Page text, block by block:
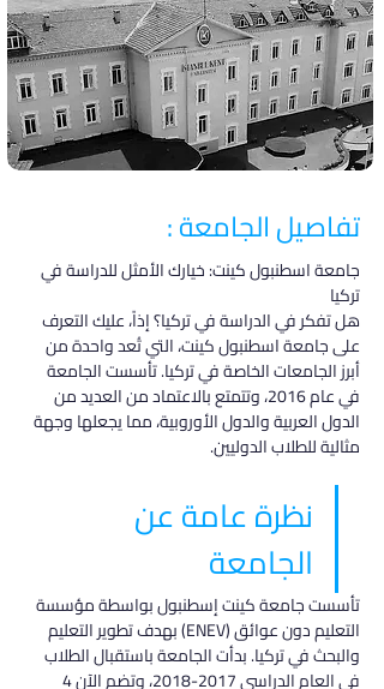
تفاصيل الجامعة :
جامعة اسطنبول كينت: خيارك الأمثل للدراسة في
تركيا
هل تفكر في الدراسة في تركيا؟ إذاً، عليك التعرف
على جامعة اسطنبول كينت، التي تُعد واحدة من
أبرز الجامعات الخاصة في تركيا. تأسست الجامعة
في عام 2016، وتتمتع بالاعتماد من العديد من
الدول العربية والدول الأوروبية، مما يجعلها وجهة
مثالية للطلاب الدوليين.
نظرة عامة عن
الجامعة
تأسست جامعة كينت إسطنبول بواسطة مؤسسة
التعليم دون عوائق (ENEV) بهدف تطوير التعليم
والبحث في تركيا. بدأت الجامعة باستقبال الطلاب